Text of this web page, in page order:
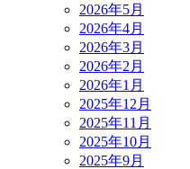
2026年5月
2026年4月
2026年3月
2026年2月
2026年1月
2025年12月
2025年11月
2025年10月
2025年9月